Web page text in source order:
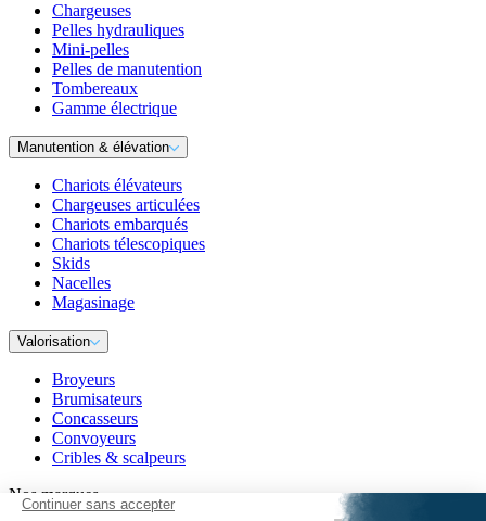
Chargeuses
Pelles hydrauliques
Mini-pelles
Pelles de manutention
Tombereaux
Gamme électrique
Manutention & élévation
Chariots élévateurs
Chargeuses articulées
Chariots embarqués
Chariots télescopiques
Skids
Nacelles
Magasinage
Valorisation
Broyeurs
Brumisateurs
Concasseurs
Convoyeurs
Cribles & scalpeurs
Nos marques